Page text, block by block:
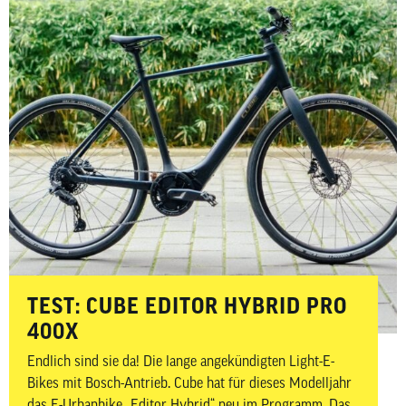
­­­TEST: CUBE EDITOR HYBRID PRO
400X
Endlich sind sie da! Die lange angekündigten Light-E-
Bikes mit Bosch-Antrieb. Cube hat für dieses Modelljahr